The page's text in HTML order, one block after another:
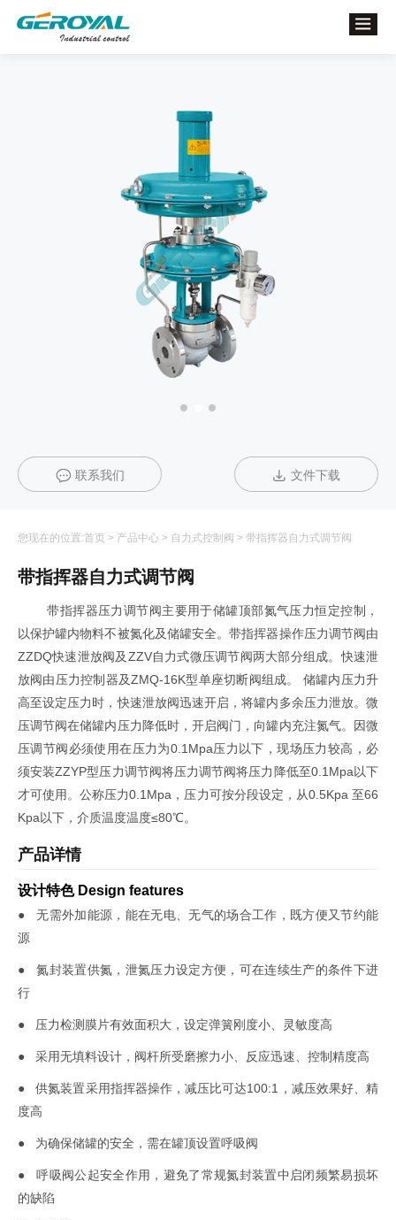
联系我们 文件下载
您现在的位置:首页 > 产品中心 > 自力式控制阀 > 带指挥器自力式调节阀
带指挥器自力式调节阀
带指挥器压力调节阀主要用于储罐顶部氮气压力恒定控制，
以保护罐内物料不被氮化及储罐安全。带指挥器操作压力调节阀由
ZZDQ快速泄放阀及ZZV自力式微压调节阀两大部分组成。快速泄
放阀由压力控制器及ZMQ-16K型单座切断阀组成。 储罐内压力升
高至设定压力时，快速泄放阀迅速开启，将罐内多余压力泄放。微
压调节阀在储罐内压力降低时，开启阀门，向罐内充注氮气。因微
压调节阀必须使用在压力为0.1Mpa压力以下，现场压力较高，必
须安装ZZYP型压力调节阀将压力调节阀将压力降低至0.1Mpa以下
才可使用。公称压力0.1Mpa，压力可按分段设定，从0.5Kpa 至66
Kpa以下，介质温度温度≤80℃。
产品详情
设计特色 Design features
● 无需外加能源，能在无电、无气的场合工作，既方便又节约能
源
● 氮封装置供氮，泄氮压力设定方便，可在连续生产的条件下进
行
● 压力检测膜片有效面积大，设定弹簧刚度小、灵敏度高
● 采用无填料设计，阀杆所受磨擦力小、反应迅速、控制精度高
● 供氮装置采用指挥器操作，减压比可达100:1，减压效果好、精
度高
● 为确保储罐的安全，需在罐顶设置呼吸阀
● 呼吸阀公起安全作用，避免了常规氮封装置中启闭频繁易损坏
的缺陷